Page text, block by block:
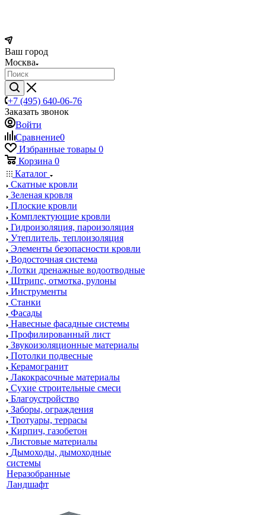
Ваш город
Москва
+7 (495) 640-06-76
Заказать звонок
Войти
Сравнение0
Избранные товары 0
Корзина 0
Каталог
Скатные кровли
Зеленая кровля
Плоские кровли
Комплектующие кровли
Гидроизоляция, пароизоляция
Утеплитель, теплоизоляция
Элементы безопасности кровли
Водосточная система
Лотки дренажные водоотводные
Штрипс, отмотка, рулоны
Инструменты
Станки
Фасады
Навесные фасадные системы
Профилированный лист
Звукоизоляционные материалы
Потолки подвесные
Керамогранит
Лакокрасочные материалы
Сухие строительные смеси
Благоустройство
Заборы, ограждения
Тротуары, террасы
Кирпич, газобетон
Листовые материалы
Дымоходы, дымоходные
системы
Неразобранные
Ландшафт